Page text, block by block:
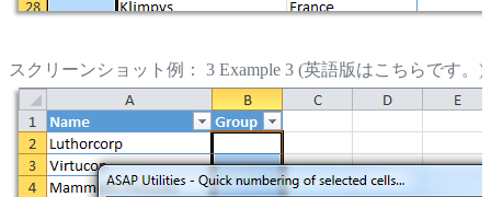
スクリーンショット例： 3 Example 3 (英語版はこちらです。)